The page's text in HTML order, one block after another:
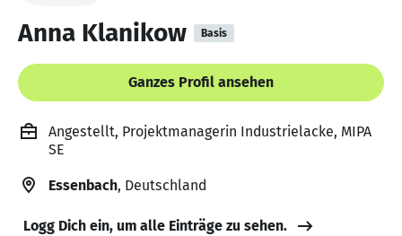
Anna Klanikow Basis
Ganzes Profil ansehen
Angestellt, Projektmanagerin Industrielacke, MIPA
SE
Essenbach, Deutschland
Logg Dich ein, um alle Einträge zu sehen.